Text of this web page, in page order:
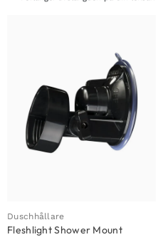
Duschhållare
Fleshlight Shower Mount